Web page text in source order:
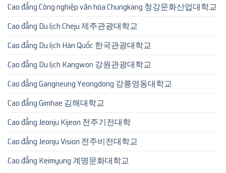
Cao đẳng Công nghiệp văn hóa Chungkang 청강문화산업대학교
Cao đẳng Du lịch Cheju 제주관광대학교
Cao đẳng Du lịch Hàn Quốc 한국관광대학교
Cao đẳng Du lịch Kangwon 강원관광대학교
Cao đẳng Gangneung Yeongdong 강릉영동대학교
Cao đẳng Gimhae 김해대학교
Cao đẳng Jeonju Kijeon 전주기전대학
Cao đẳng Jeonju Vision 전주비전대학교
Cao đẳng Keimyung 계명문화대학교